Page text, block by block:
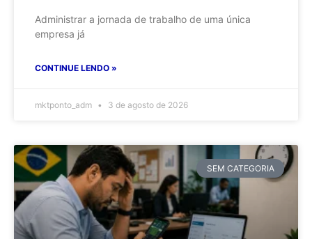
Administrar a jornada de trabalho de uma única
empresa já
CONTINUE LENDO »
mktponto_adm 3 de agosto de 2026
SEM CATEGORIA